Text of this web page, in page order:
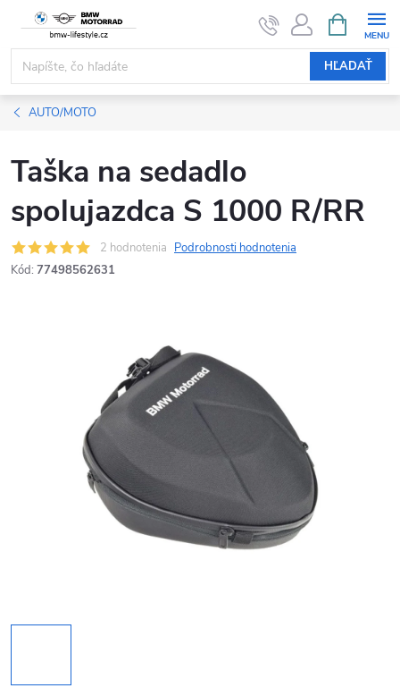
obsah
HĽADAŤ
KOŠÍK
AUTO/MOTO
Taška na sedadlo
spolujazdca S 1000 R/RR
2 hodnotenia Podrobnosti hodnotenia
Kód: 77498562631